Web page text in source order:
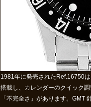
1981年に発売されたRef.16750
搭載し、カレンダーのクイック
「不完全さ」があります。GMT